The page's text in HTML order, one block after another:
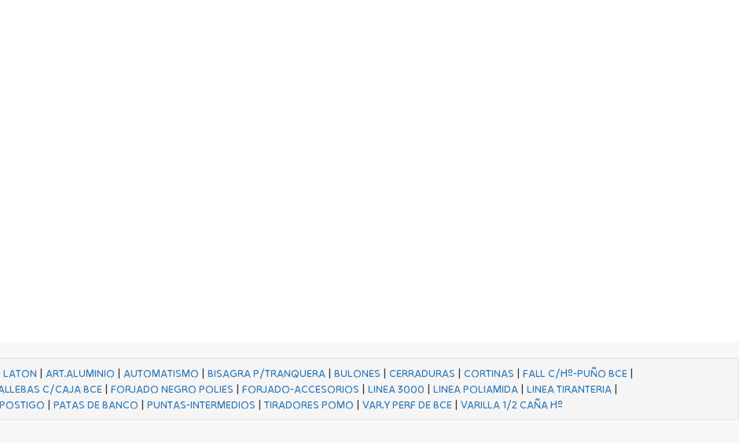
| ART.ALUMINIO | AUTOMATISMO | BISAGRA P/TRANQUERA| BULONES | CERRADURAS | CORTINAS | FALL C/Hº-PUÑO BCE|
C/CAJA BCE |FORJADO NEGRO POLIES |FORJADO-ACCESORIOS |LINEA 3000 |LINEA POLIAMIDA |LINEA TIRANTERIA |
| PATAS DE BANCO | PUNTAS-INTERMEDIOS | TIRADORES POMO | VAR.Y PERF DE BCE| VARILLA 1/2 CAÑA Hº